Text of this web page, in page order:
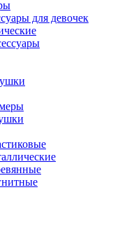
для девочек